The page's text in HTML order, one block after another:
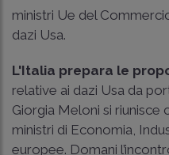
ministri Ue del
dazi Usa.
L'Italia prepara le
relative ai dazi Usa da
Giorgia Meloni si riunisce
ministri di Economia,
europee. Domani